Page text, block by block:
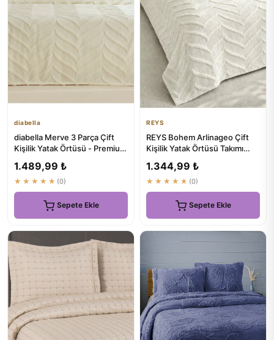
diabella
diabella Merve 3 Parça Çift
Kişilik Yatak Örtüsü - Premium
1.489,99 ₺
★★★★★ (0)
Sepete Ekle
REYS
REYS Bohem Arlinageo Çift
Kişilik Yatak Örtüsü Takımı
1.344,99 ₺
★★★★★ (0)
Sepete Ekle